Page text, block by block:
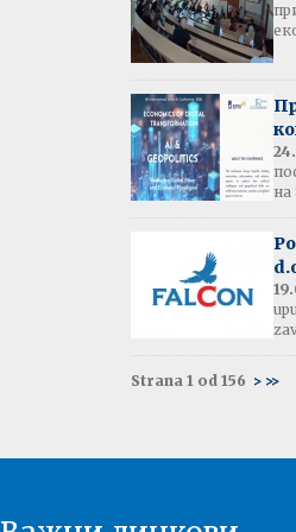
Издавање
прије
Резултати
Резултати
термин
Енглески
Друга година -
Енглески
на
Strana 1 od 156 > >>